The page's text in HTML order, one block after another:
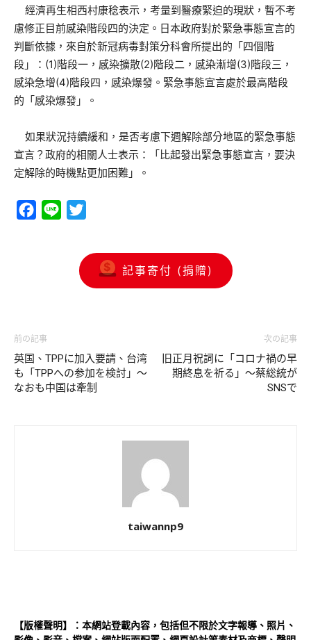
經濟再生相西村康稔表示，考量到醫療緊迫的現狀，暫不考
慮修正目前感染階段四的決定。日本政府對於緊急事態宣言的
判斷依據，來自於新冠病毒對策分科會所提出的「四個階
段」：(1)階段一，感染擴散(2)階段二，感染漸增(3)階段三，
感染急增(4)階段四，感染爆發。緊急事態宣言處於最高階段
的「感染爆發」。
如果狀況持續緩和，是否考慮下週解除部分地區的緊急事態
宣言？政府的相關人士表示：「比起發出緊急事態宣言，要決
定解除的時機點更加困難」。
Facebook
Line
記事寄付 (捐贈)
前の記事
英国、TPPに加入要請、台湾
も「TPPへの参加を検討」～
なおも中国は牽制
次の記事
旧正月祝詞に「コロナ禍の早
期終息を祈る」〜蔡総統が
SNSで
taiwannp9
【版權聲明】：本網站登載內容，包括但不限於文字報導、照片、